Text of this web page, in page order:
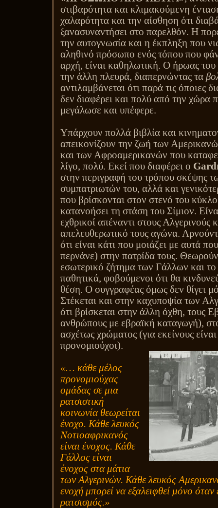
στιβαρότητα και κλιμακούμενη
χαλαρότητα και την αίσθηση ότι
ξανασυναντήσει στο παρελθόν. Η
την αυτογνωσία και η έκπληξη που
αληθινό πρόσωπο ενός τόπου που
αρχή, είναι καθηλωτική. Ο ήρωας του
την άλλη πλευρά, διαπερνώντας τα
αντιλαμβάνεται ότι παρά τις όποιες
δεν διαφέρει και πολύ από την χώρα
μεγάλωσε και υπέφερε.
Υπάρχουν πολλά βιβλία και
απεικονίζουν την ζωή των
και των Αφροαμερικανών που
λίγο, πολύ. Εκεί που διαφέρει ο
στην περιγραφή του τρόπου σκέψης
συμπατριωτών του, αλλά και
που βρίσκονται στον στενό του
κατανοήσει τη στάση του Σίμιον.
εχθρικοί απέναντι στους Αλγερινούς
απελευθερωτικό τους αγώνα.
ότι είναι κάτι που μοιάζει με αυτά
περνάνε) στην πατρίδα τους. Θεωρούν
εσωτερικό ζήτημα των Γάλλων και το
παθητικά, φοβούμενοι ότι θα
θέση. Ο συγγραφέας όμως δεν θίγει
Στέκεται και στην καχυποψία των
ότι βρίσκεται στην άλλη όχθη, τους
ανθρώπους με εβραϊκή καταγωγή),
ασχέτως χρώματος (για εκείνους
προνομιούχοι).
«… κάθε μέλος
προνομιούχας
ομάδας σε μια
ρατσιστική
κοινωνία θεωρείται
ένοχο. Κάθε λευκός
Νοτιοαφρικανός
είναι ένοχος. Κάθε
Γάλλος είναι
ένοχος στα μάτια
των Αλγερινών. Κάθε λευκός
ενοχή μπορεί να εξαλειφθεί μόνο όταν
ρατσισμός.»